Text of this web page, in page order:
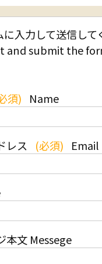
入力して送信して
and submit the
須) Name
レス (必須) Email
本文 Messege